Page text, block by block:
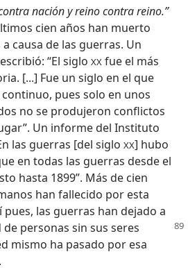
nación y reino contra reino.”
cien años han muerto
causa de las guerras. Un
“El siglo XX fue el más
[...] Fue un siglo en el que
pues solo en unos
no se produjeron conflictos
Un informe del Instituto
las guerras [del siglo XX] hubo
en todas las guerras desde el
hasta 1899”. Más de cien
han fallecido por esta
pues, las guerras han dejado a
personas sin sus seres
mismo ha pasado por esa